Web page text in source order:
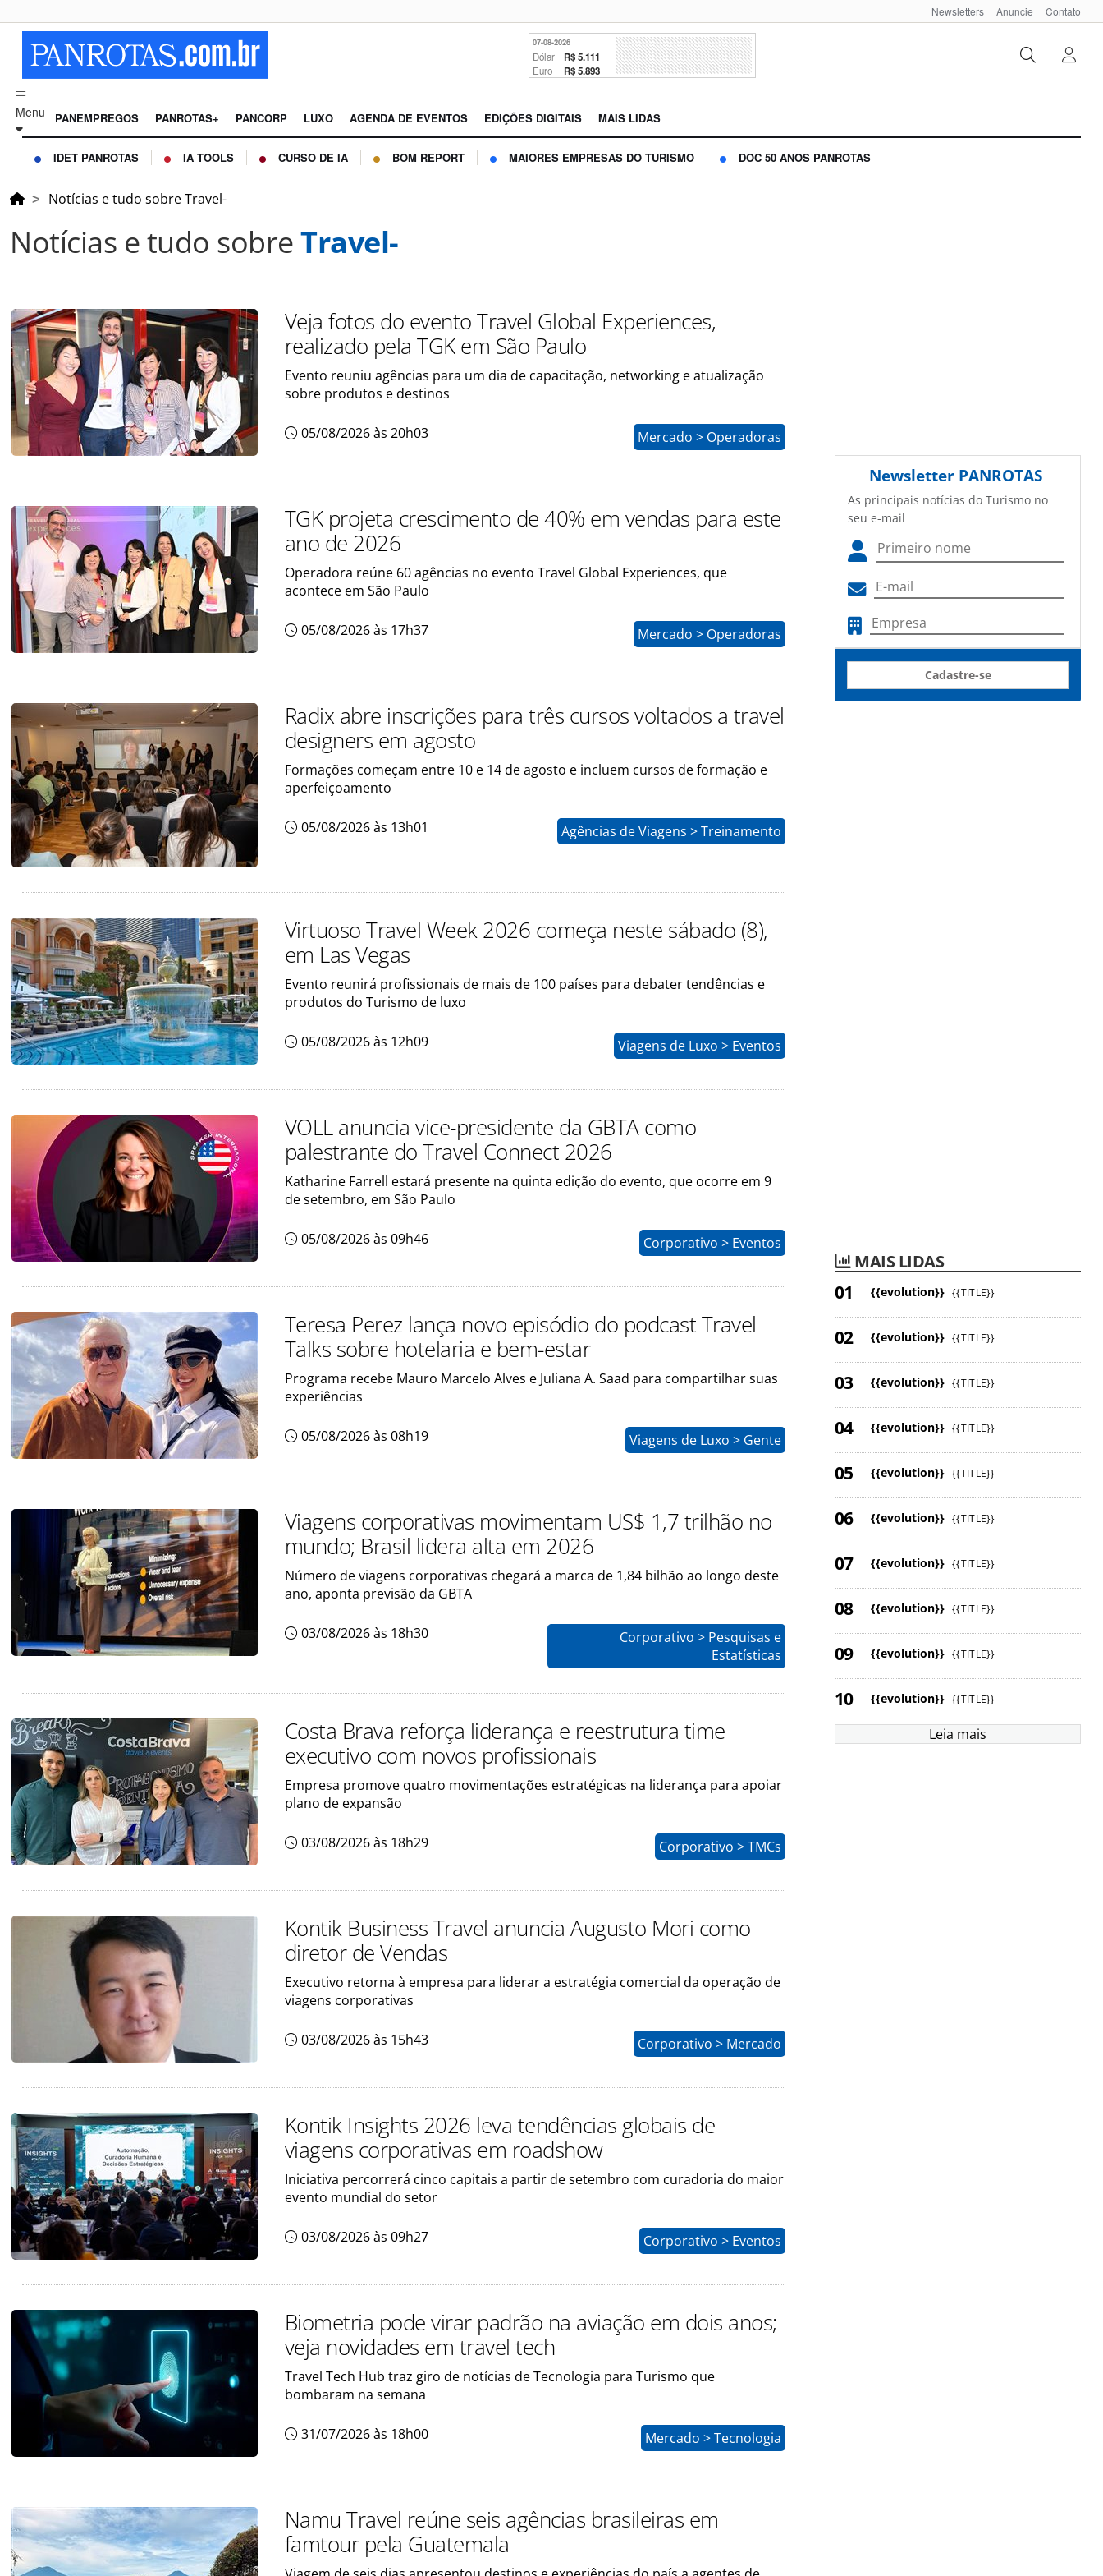
Newsletters Anuncie Contato
07-08-2026
Dólar R$ 5.111
Euro R$ 5.893
Menu PANEMPREGOS PANROTAS+ PANCORP LUXO AGENDA DE EVENTOS EDIÇÕES DIGITAIS MAIS LIDAS
IDET PANROTAS IA TOOLS CURSO DE IA BOM REPORT MAIORES EMPRESAS DO TURISMO DOC 50 ANOS PANROTAS
Notícias e tudo sobre Travel-
Notícias e tudo sobreTravel-
Veja fotos do evento Travel Global Experiences,
realizado pela TGK em São Paulo
Evento reuniu agências para um dia de capacitação, networking e atualização
sobre produtos e destinos
05/08/2026 às 20h03 Mercado > Operadoras
TGK projeta crescimento de 40% em vendas para este
ano de 2026
Operadora reúne 60 agências no evento Travel Global Experiences, que
acontece em São Paulo
05/08/2026 às 17h37 Mercado > Operadoras
Radix abre inscrições para três cursos voltados a travel
designers em agosto
Formações começam entre 10 e 14 de agosto e incluem cursos de formação e
aperfeiçoamento
05/08/2026 às 13h01 Agências de Viagens > Treinamento
Virtuoso Travel Week 2026 começa neste sábado (8),
em Las Vegas
Evento reunirá profissionais de mais de 100 países para debater tendências e
produtos do Turismo de luxo
05/08/2026 às 12h09 Viagens de Luxo > Eventos
VOLL anuncia vice-presidente da GBTA como
palestrante do Travel Connect 2026
Katharine Farrell estará presente na quinta edição do evento, que ocorre em 9
de setembro, em São Paulo
05/08/2026 às 09h46 Corporativo > Eventos
Teresa Perez lança novo episódio do podcast Travel
Talks sobre hotelaria e bem-estar
Programa recebe Mauro Marcelo Alves e Juliana A. Saad para compartilhar suas
experiências
05/08/2026 às 08h19 Viagens de Luxo > Gente
Viagens corporativas movimentam US$ 1,7 trilhão no
mundo; Brasil lidera alta em 2026
Número de viagens corporativas chegará a marca de 1,84 bilhão ao longo deste
ano, aponta previsão da GBTA
03/08/2026 às 18h30
Corporativo > Pesquisas e
Estatísticas
Costa Brava reforça liderança e reestrutura time
executivo com novos profissionais
Empresa promove quatro movimentações estratégicas na liderança para apoiar
plano de expansão
03/08/2026 às 18h29 Corporativo > TMCs
Kontik Business Travel anuncia Augusto Mori como
diretor de Vendas
Executivo retorna à empresa para liderar a estratégia comercial da operação de
viagens corporativas
03/08/2026 às 15h43 Corporativo > Mercado
Kontik Insights 2026 leva tendências globais de
viagens corporativas em roadshow
Iniciativa percorrerá cinco capitais a partir de setembro com curadoria do maior
evento mundial do setor
03/08/2026 às 09h27 Corporativo > Eventos
Biometria pode virar padrão na aviação em dois anos;
veja novidades em travel tech
Travel Tech Hub traz giro de notícias de Tecnologia para Turismo que
bombaram na semana
31/07/2026 às 18h00 Mercado > Tecnologia
Namu Travel reúne seis agências brasileiras em
famtour pela Guatemala
Newsletter PANROTAS
As principais notícias do Turismo no
seu e-mail
Cadastre-se
MAIS LIDAS
{{evolution}} {{TITLE}}
{{evolution}} {{TITLE}}
{{evolution}} {{TITLE}}
{{evolution}} {{TITLE}}
{{evolution}} {{TITLE}}
{{evolution}} {{TITLE}}
{{evolution}} {{TITLE}}
{{evolution}} {{TITLE}}
{{evolution}} {{TITLE}}
{{evolution}} {{TITLE}}
Leia mais